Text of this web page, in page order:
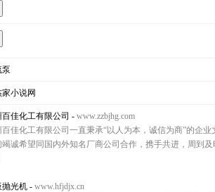
泵
小说网
百佳化工有限公司 - www.zzbjhg.com
百佳化工有限公司一直秉承“以人为本，诚信为商”的企
竭诚希望同国内外知名厂商公司合作，携手共进，周到
抛光机 - www.hfjdjx.cn